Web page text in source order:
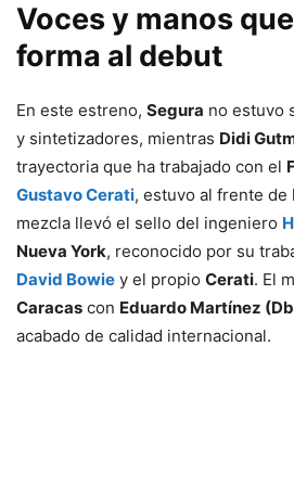
Voces y manos
forma al debut
En este estreno, Segura no estuvo
y sintetizadores, mientras Didi
trayectoria que ha trabajado con el
Gustavo Cerati, estuvo al frente de
mezcla llevó el sello del ingeniero
Nueva York, reconocido por su
David Bowie y el propio Cerati. El
Caracas con Eduardo Martínez
acabado de calidad internacional.